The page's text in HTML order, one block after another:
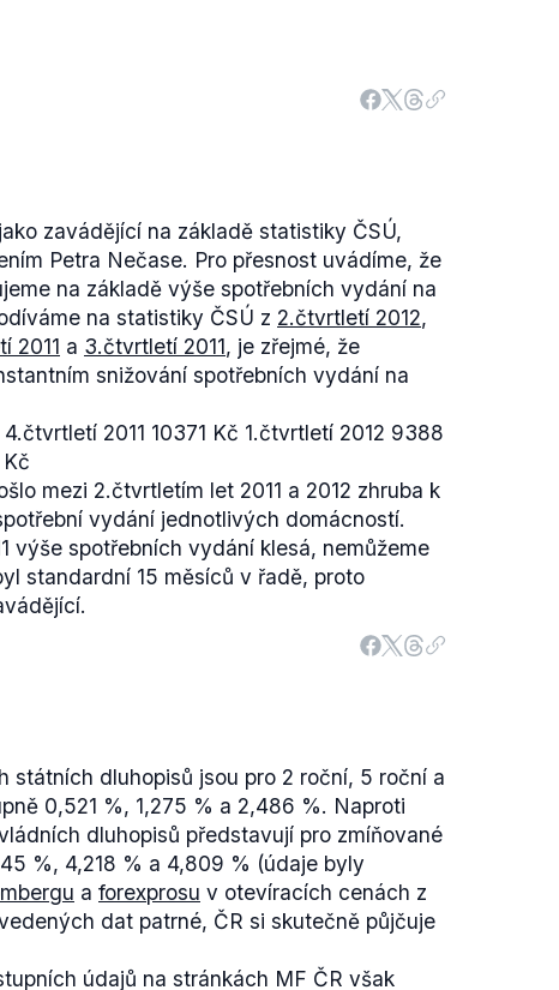
2004,volby 2008,volby 2012)
zavádějící na základě statistiky ČSÚ,
Petra Nečase. Pro přesnost uvádíme, že
na základě výše spotřebních vydání na
na statistiky ČSÚ z 2.čtvrtletí 2012,
2011 a 3.čtvrtletí 2011, je zřejmé, že
snižování spotřebních vydání na
2011 10371 Kč 1.čtvrtletí 2012 9388
mezi 2.čtvrtletím let 2011 a 2012 zhruba k
vydání jednotlivých domácností.
výše spotřebních vydání klesá, nemůžeme
standardní 15 měsíců v řadě, proto
státních dluhopisů jsou pro 2 roční, 5 roční a
0,521 %, 1,275 % a 2,486 %. Naproti
dluhopisů představují pro zmíňované
%, 4,218 % a 4,809 % (údaje byly
a forexprosu v otevíracích cenách z
dat patrné, ČR si skutečně půjčuje
údajů na stránkách MF ČR však